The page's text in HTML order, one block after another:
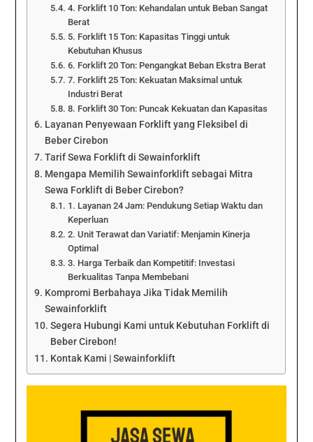
4. Forklift 10 Ton: Kehandalan untuk Beban Sangat
Berat
5. Forklift 15 Ton: Kapasitas Tinggi untuk
Kebutuhan Khusus
6. Forklift 20 Ton: Pengangkat Beban Ekstra Berat
7. Forklift 25 Ton: Kekuatan Maksimal untuk
Industri Berat
8. Forklift 30 Ton: Puncak Kekuatan dan Kapasitas
Layanan Penyewaan Forklift yang Fleksibel di
Beber Cirebon
Tarif Sewa Forklift di Sewainforklift
Mengapa Memilih Sewainforklift sebagai Mitra
Sewa Forklift di Beber Cirebon?
1. Layanan 24 Jam: Pendukung Setiap Waktu dan
Keperluan
2. Unit Terawat dan Variatif: Menjamin Kinerja
Optimal
3. Harga Terbaik dan Kompetitif: Investasi
Berkualitas Tanpa Membebani
Kompromi Berbahaya Jika Tidak Memilih
Sewainforklift
Segera Hubungi Kami untuk Kebutuhan Forklift di
Beber Cirebon!
Kontak Kami | Sewainforklift